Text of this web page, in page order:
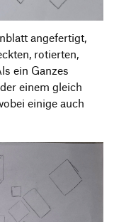
angefertigt,
rotierten,
ein Ganzes
einem gleich
einige auch